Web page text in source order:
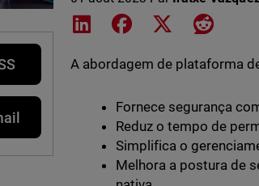
Share on LinkedIn
Share on Facebook
Share on XShare
A abordagem de plataforma
Fornece segurança
Reduz o tempo de
Simplifica o
Melhora a postura de